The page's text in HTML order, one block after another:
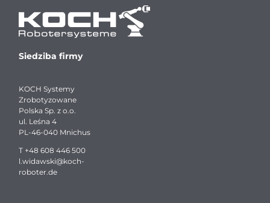
Siedziba firmy
KOCH Systemy
Zrobotyzowane
Polska Sp. z o.o.
ul. Leśna 4
PL-46-040 Mnichus
T +48 608 446 500
l.widawski@koch-
roboter.de